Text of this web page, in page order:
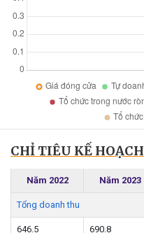
CHỈ TIÊU KẾ HOẠCH
Năm 2022 Năm 2023
Tổng doanh thu
646.5 690.8